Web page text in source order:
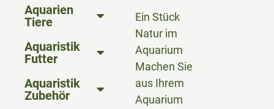
Aquarien
Tiere
Aquaristik
Futter
Aquaristik
Zubehör
Ein Stück
Natur im
Aquarium
Machen Sie
aus Ihrem
Aquarium